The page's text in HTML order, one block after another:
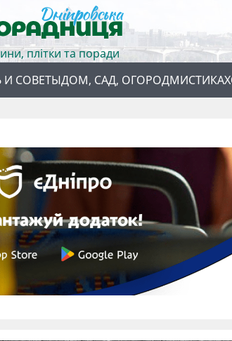
плітки та поради
СОВЕТЫДОМ, САД, ОГОРОДМИСТИКА